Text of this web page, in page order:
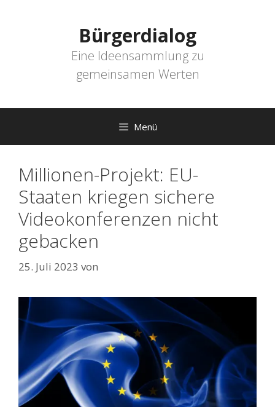
Bürgerdialog
Eine Ideensammlung zu
gemeinsamen Werten
Menü
Millionen-Projekt: EU-
Staaten kriegen sichere
Videokonferenzen nicht
gebacken
25. Juli 2023 von